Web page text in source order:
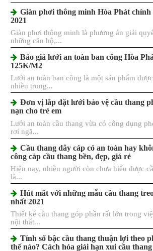
Giàn phơi thông minh Hòa Phát chính
2021
Giàn phơi thông minh là phương án giải
những căn hộ,...
Báo giá lưới an toàn ban công Hòa
125K/M2
Lưới an toàn ban công là một sản phẩm
nhiều trong...
Đơn vị lắp đặt lưới bảo vệ cầu thang
nạn cho trẻ em
Lưới an toàn cầu thang vừa có công dụng
rơi ngã...
Cầu thang dây cáp có an toàn hay
công cáp cầu thang bền, đẹp, giá rẻ
Hiện nay, nhiều người còn chưa hiểu được
là...
Hút mắt với những mẫu cầu thang
nhất 2021
Thiết kế cầu thang góp phần rất lớn trong
nội thất...
Tính số bậc cầu thang thuận lợi theo
thế nào? Cách hóa giải hạn xui cầu thang